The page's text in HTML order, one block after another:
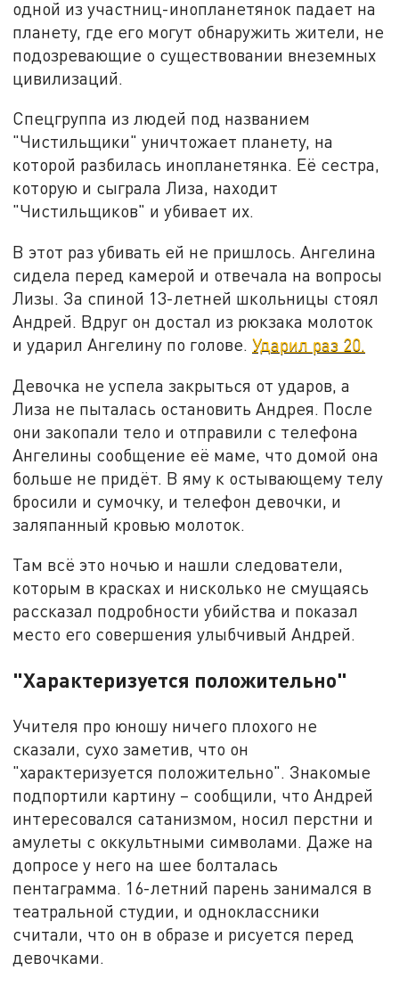
одной из участниц-инопланетянок падает на
планету, где его могут обнаружить жители, не
подозревающие о существовании внеземных
цивилизаций.
Спецгруппа из людей под названием
"Чистильщики" уничтожает планету, на
которой разбилась инопланетянка. Её сестра,
которую и сыграла Лиза, находит
"Чистильщиков" и убивает их.
В этот раз убивать ей не пришлось. Ангелина
сидела перед камерой и отвечала на вопросы
Лизы. За спиной 13-летней школьницы стоял
Андрей. Вдруг он достал из рюкзака молоток
и ударил Ангелину по голове.Ударил раз 20.
Девочка не успела закрыться от ударов, а
Лиза не пыталась остановить Андрея. После
они закопали тело и отправили с телефона
Ангелины сообщение её маме, что домой она
больше не придёт. В яму к остывающему телу
бросили и сумочку, и телефон девочки, и
заляпанный кровью молоток.
Там всё это ночью и нашли следователи,
которым в красках и нисколько не смущаясь
рассказал подробности убийства и показал
место его совершения улыбчивый Андрей.
"Характеризуется положительно"
Учителя про юношу ничего плохого не
сказали, сухо заметив, что он
"характеризуется положительно". Знакомые
подпортили картину – сообщили, что Андрей
интересовался сатанизмом, носил перстни и
амулеты с оккультными символами. Даже на
допросе у него на шее болталась
пентаграмма. 16-летний парень занимался в
театральной студии, и одноклассники
считали, что он в образе и рисуется перед
девочками.